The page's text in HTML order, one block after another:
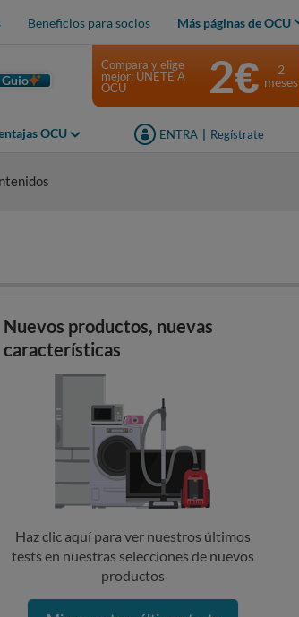
Beneficios para socios Más páginas de OCU
Guio
OCU ENTRA Regístrate
Compara y elige
mejor: ÚNETE A
OCU
2€
2
meses
Nuevos productos, nuevas
características
Haz clic aquí para ver nuestros últimos
tests en nuestras selecciones de nuevos
productos